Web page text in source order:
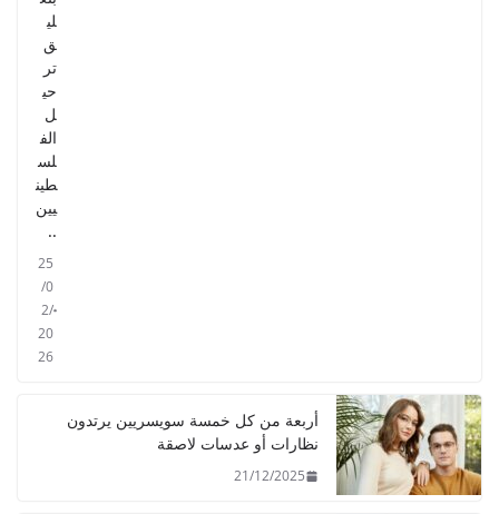
لي
ق
تر
حي
ل
الف
لس
طين
يين
..
25
/0
2/
20
26
أربعة من كل خمسة سويسريين يرتدون
نظارات أو عدسات لاصقة
21/12/2025